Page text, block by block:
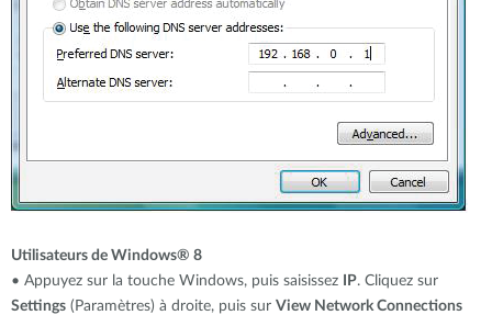
Utilisateurs de Windows® 8
• Appuyez sur la touche Windows, puis saisissez
IP. Cliquez sur
Settings (Paramètres) à droite, puis sur View Network Connections